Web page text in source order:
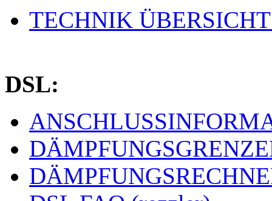
TECHNIK ÜBERSICHT
DSL: